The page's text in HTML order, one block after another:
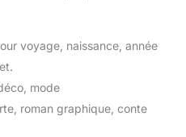
voyage, naissance, année
mode
roman graphique, conte